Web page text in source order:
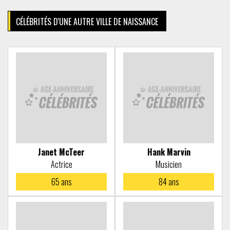
CÉLÉBRITÉS D'UNE AUTRE VILLE DE NAISSANCE
Janet McTeer
Actrice
65ans
Hank Marvin
Musicien
84ans